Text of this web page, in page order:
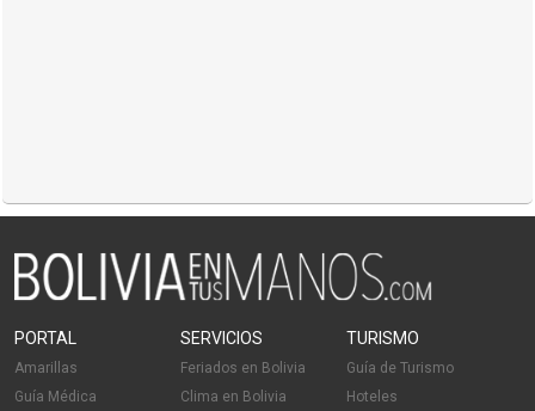
PORTAL
Amarillas
Guía Médica
SERVICIOS
Feriados en Bolivia
Clima en Bolivia
TURISMO
Guía de Turismo
Hoteles